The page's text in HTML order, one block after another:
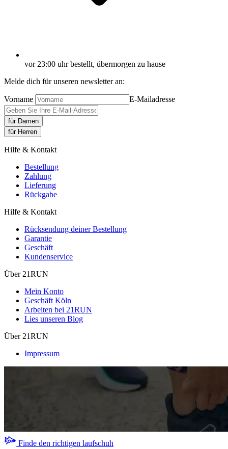
vor 23:00 uhr bestellt, übermorgen zu hause
Melde dich für unseren newsletter an:
Vorname E-Mailadresse
für Damen
für Herren
Hilfe & Kontakt
Bestellung
Zahlung
Lieferung
Rückgabe
Hilfe & Kontakt
Rücksendung deiner Bestellung
Garantie
Geschäft
Kundenservice
Über 21RUN
Mein Konto
Geschäft Köln
Arbeiten bei 21RUN
Lies unseren Blog
Über 21RUN
Impressum
Finde den richtigen laufschuh